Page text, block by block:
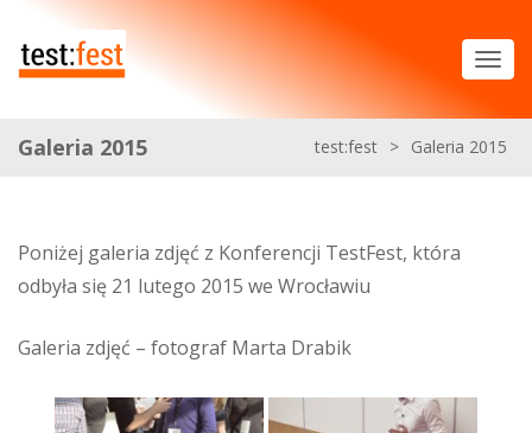
Galeria 2015 test:fest > Galeria 2015
Poniżej galeria zdjęć z Konferencji TestFest, która
odbyła się 21 lutego 2015 we Wrocławiu
Galeria zdjęć – fotograf Marta Drabik